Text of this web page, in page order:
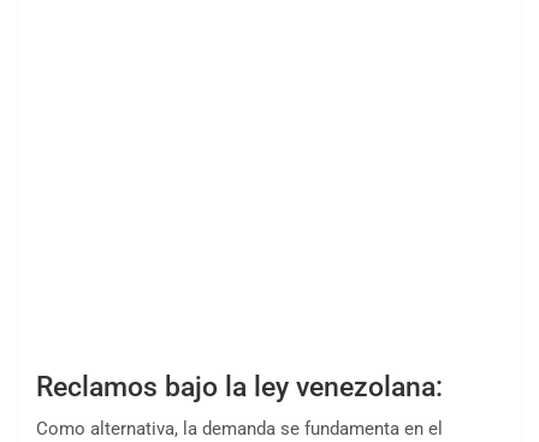
Reclamos bajo la ley venezolana:
Como alternativa, la demanda se fundamenta en el